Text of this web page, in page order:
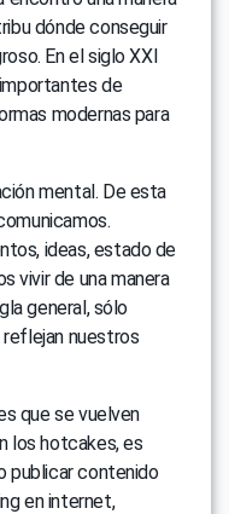
dónde conseguir
En el siglo XXI
de
modernas para
mental. De esta
ideas, estado de
vivir de una manera
general, sólo
nuestros
que se vuelven
los hotcakes, es
publicar contenido
en internet,